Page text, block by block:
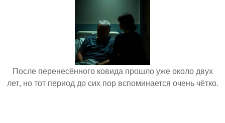
После перенесённого ковида прошло уже около двух
лет, но тот период до сих пор вспоминается очень чётко.